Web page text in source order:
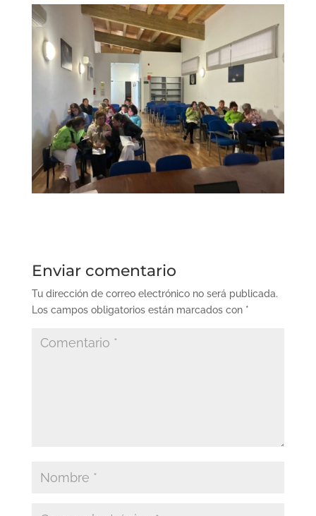
Enviar comentario
Tu dirección de correo electrónico no será publicada.
Los campos obligatorios están marcados con *